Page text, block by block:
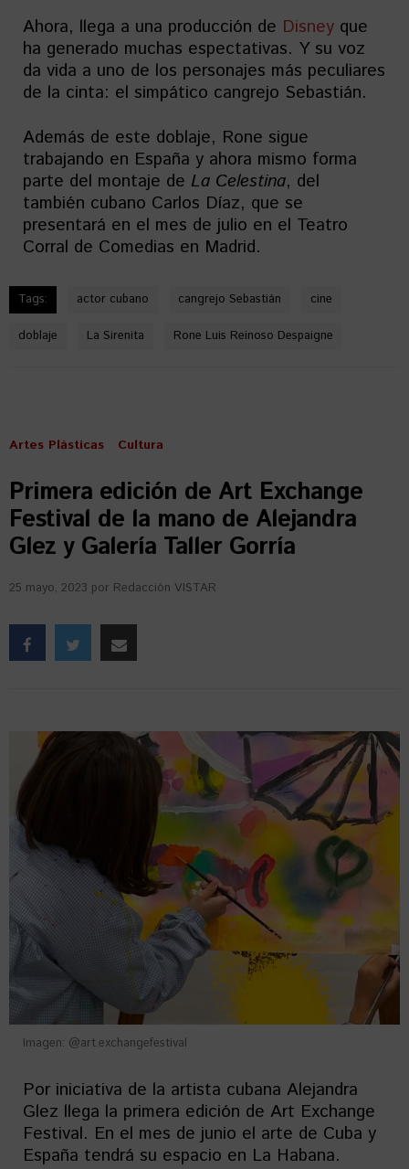
Ahora, llega a una producción de Disney que
ha generado muchas espectativas. Y su voz
da vida a uno de los personajes más peculiares
de la cinta: el simpático cangrejo Sebastián.
Además de este doblaje, Rone sigue
trabajando en España y ahora mismo forma
parte del montaje de La Celestina, del
también cubano Carlos Díaz, que se
presentará en el mes de julio en el Teatro
Corral de Comedias en Madrid.
Tags: actor cubano cangrejo Sebastián cine
doblaje La Sirenita Rone Luis Reinoso Despaigne
Artes Plásticas Cultura
Primera edición de Art Exchange
Festival de la mano de Alejandra
Glez y Galería Taller Gorría
25 mayo, 2023 por Redacción VISTAR
Imagen: @art.exchangefestival
Por iniciativa de la artista cubana Alejandra
Glez llega la primera edición de Art Exchange
Festival. En el mes de junio el arte de Cuba y
España tendrá su espacio en La Habana.